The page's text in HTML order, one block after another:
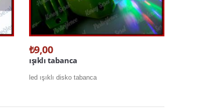
₺9,00
ışıklı tabanca
led ışıklı disko tabanca